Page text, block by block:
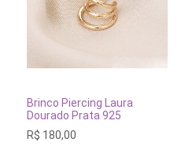
AO CARRINHO
Laura
Prata 925
Colar Curto
R$